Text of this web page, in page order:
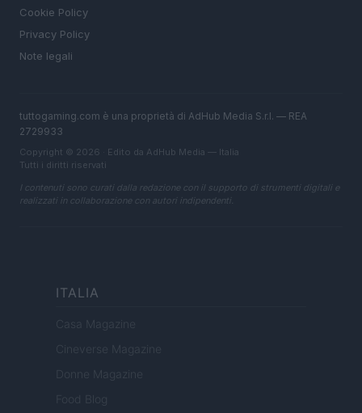
Cookie Policy
Privacy Policy
Note legali
tuttogaming.com è una proprietà di AdHub Media S.r.l. — REA
2729933
Copyright © 2026 · Edito da AdHub Media — Italia
Tutti i diritti riservati
I contenuti sono curati dalla redazione con il supporto di strumenti digitali e
realizzati in collaborazione con autori indipendenti.
ITALIA
Casa Magazine
Cineverse Magazine
Donne Magazine
Food Blog